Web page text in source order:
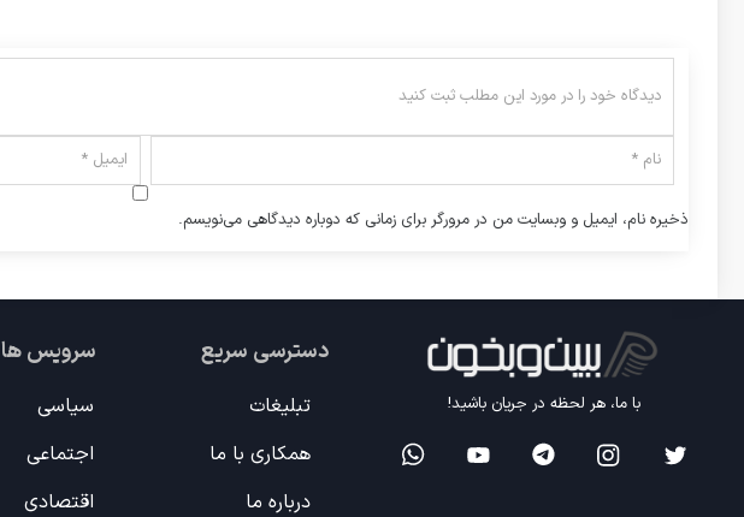
ذخیره نام، ایمیل و وبسایت من در مرورگر برای زمانی که دوباره دیدگاهی می‌نویسم.
با ما، هر لحظه در جریان باشید!
دسترسی سریع
تبلیغات
همکاری با ما
درباره ما
سرویس ها
سیاسی
اجتماعی
اقتصادی